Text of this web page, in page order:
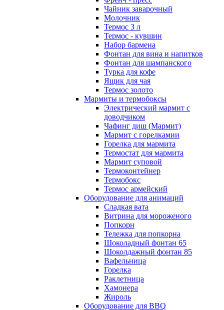
Чайник заварочный
Молочник
Термос 3 л
Термос - кувшин
Набор бармена
Фонтан для вина и напитков
Фонтан для шампанского
Турка для кофе
Ящик для чая
Термос золото
Мармиты и термобоксы
Электрический мармит с
доводчиком
Чафинг диш (Мармит)
Мармит с горелкамии
Горелка для мармита
Термостат для мармита
Мармит суповой
Термоконтейнер
Термобокс
Термос армейский
Оборудование для анимаций
Сладкая вата
Витрина для мороженого
Попкорн
Тележка для попкорна
Шоколадный фонтан 65
Шоколдажный фонтан 85
Вафельница
Горелка
Раклетница
Хамонера
Жироль
Оборудование для BBQ